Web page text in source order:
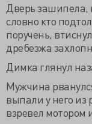
Дверь зашипела,
словно кто
поручень,
дребезжа
Димка глянул
Мужчина
выпали у него из
взревел мотором